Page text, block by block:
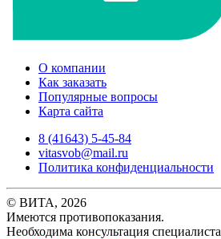
О компании
Как заказать
Популярные вопросы
Карта сайта
8 (41643) 5-45-84
vitasvob@mail.ru
Политика конфиденциальности
© ВИТА, 2026
Имеются противопоказания.
Необходима консультация специалиста